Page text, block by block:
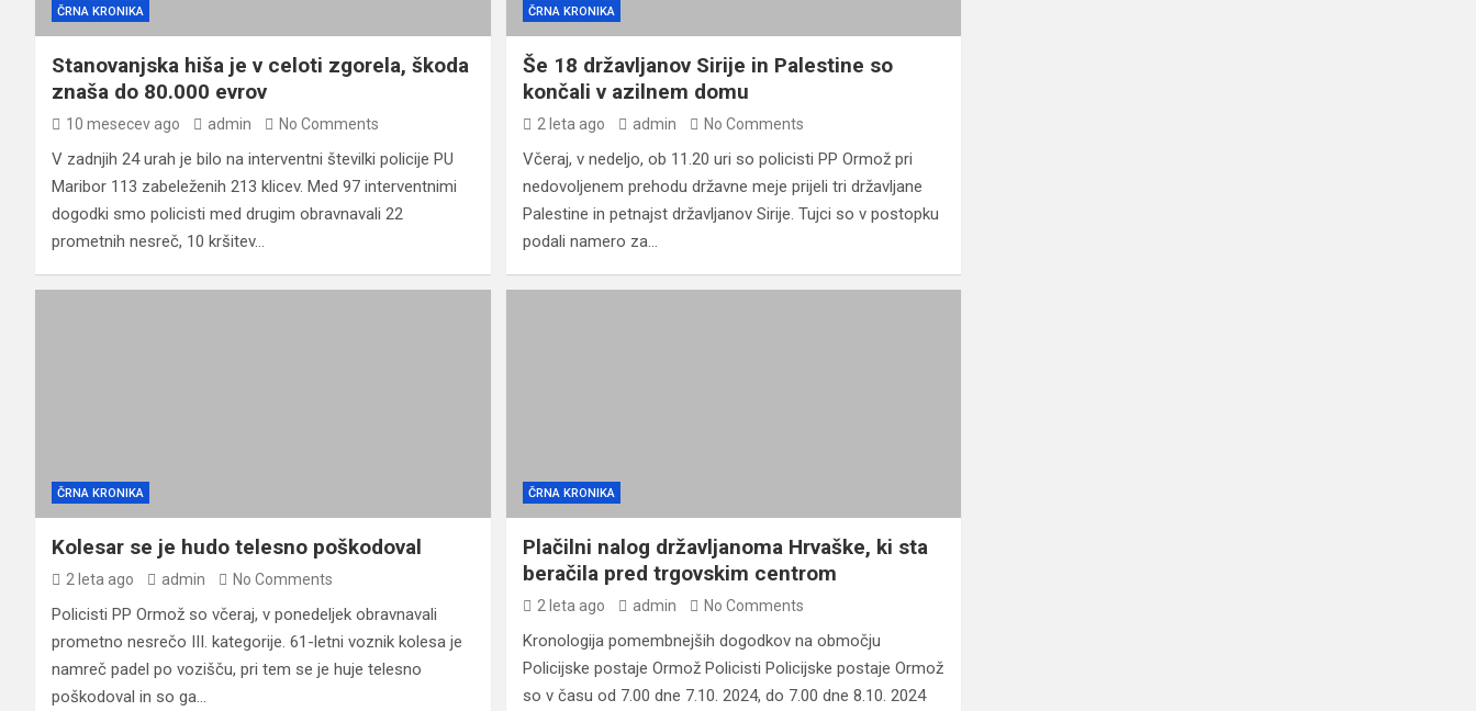
ČRNA KRONIKA
Stanovanjska hiša je v celoti zgorela, škoda
znaša do 80.000 evrov
10 mesecev ago admin No Comments
V zadnjih 24 urah je bilo na interventni številki policije PU
Maribor 113 zabeleženih 213 klicev. Med 97 interventnimi
dogodki smo policisti med drugim obravnavali 22
prometnih nesreč, 10 kršitev…
ČRNA KRONIKA
Še 18 državljanov Sirije in Palestine so
končali v azilnem domu
2 leta ago admin No Comments
Včeraj, v nedeljo, ob 11.20 uri so policisti PP Ormož pri
nedovoljenem prehodu državne meje prijeli tri državljane
Palestine in petnajst državljanov Sirije. Tujci so v postopku
podali namero za…
ČRNA KRONIKA
Kolesar se je hudo telesno poškodoval
2 leta ago admin No Comments
Policisti PP Ormož so včeraj, v ponedeljek obravnavali
prometno nesrečo III. kategorije. 61-letni voznik kolesa je
namreč padel po vozišču, pri tem se je huje telesno
poškodoval in so ga…
ČRNA KRONIKA
Plačilni nalog državljanoma Hrvaške, ki sta
beračila pred trgovskim centrom
2 leta ago admin No Comments
Kronologija pomembnejših dogodkov na območju
Policijske postaje Ormož Policisti Policijske postaje Ormož
so v času od 7.00 dne 7.10. 2024, do 7.00 dne 8.10. 2024